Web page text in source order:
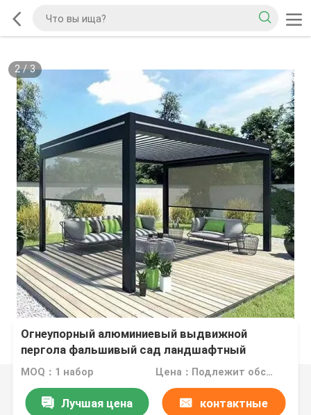
2/3
Огнеупорный алюминиевый выдвижной
пергола фальшивый сад ландшафтный
павильон
MOQ：1 набор Цена：Подлежит обсуждению
Лучшая цена контактные